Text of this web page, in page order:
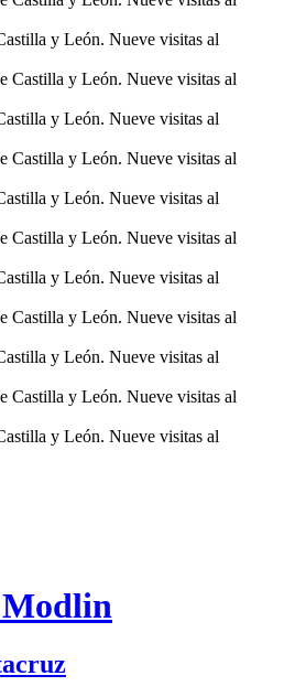
y León. Nueve visitas al
y León. Nueve visitas al
y León. Nueve visitas al
y León. Nueve visitas al
y León. Nueve visitas al
y León. Nueve visitas al